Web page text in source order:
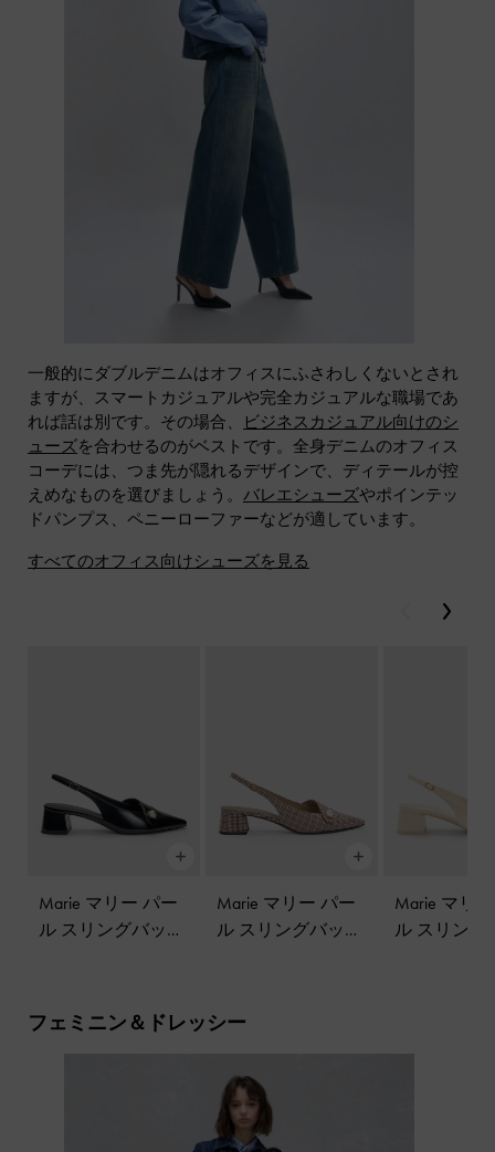
一般的にダブルデニムはオフィスにふさわしくないとされ
ますが、スマートカジュアルや完全カジュアルな職場であ
れば話は別です。その場合、
ビジネスカジュアル向けのシ
ューズを合わせるのがベストです。全身デニムのオフィス
コーデには、つま先が隠れるデザインで、ディテールが控
えめなものを選びましょう。 バレエシューズやポインテッ
ドパンプス、ペニーローファーなどが適しています。
すべてのオフィス向けシューズを見る
Marie マリー パー
ル スリングバック
Marie マリー パー
ル スリングバック
Marie マリ
ル スリング
戻る
フェミニン＆ドレッシー